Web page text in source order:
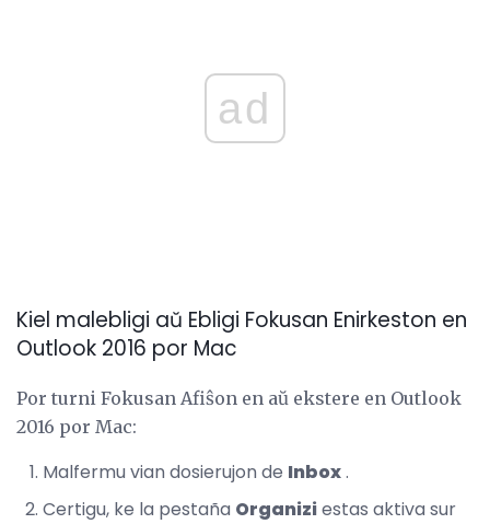
ad
Kiel malebligi aŭ Ebligi Fokusan Enirkeston en
Outlook 2016 por Mac
Por turni Fokusan Afiŝon en aŭ ekstere en Outlook
2016 por Mac:
Malfermu vian dosierujon de Inbox.
Certigu, ke la pestaña Organiziestas aktiva sur